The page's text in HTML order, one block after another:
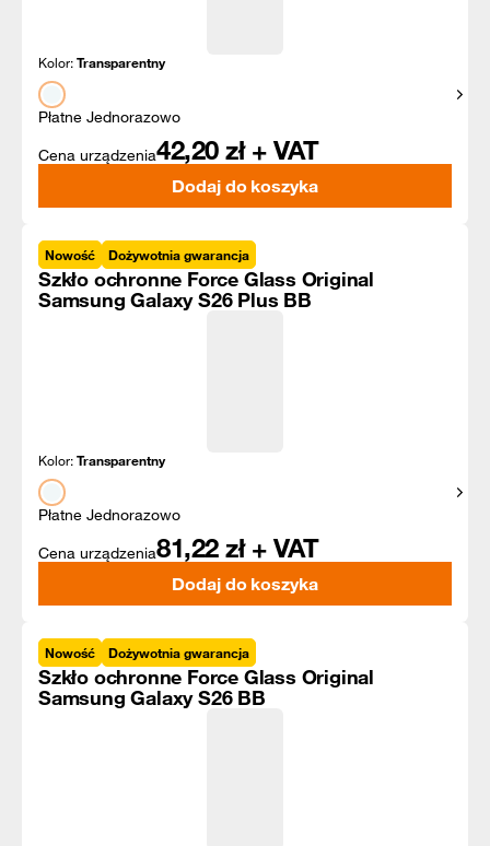
Kolor:Transparentny
Płatne Jednorazowo
Cena urządzenia42,20 zł + VAT
Dodaj do koszyka
Nowość Dożywotnia gwarancja
Szkło ochronne Force Glass Original
Samsung Galaxy S26 Plus BB
Kolor:Transparentny
Płatne Jednorazowo
Cena urządzenia81,22 zł + VAT
Dodaj do koszyka
Nowość Dożywotnia gwarancja
Szkło ochronne Force Glass Original
Samsung Galaxy S26 BB